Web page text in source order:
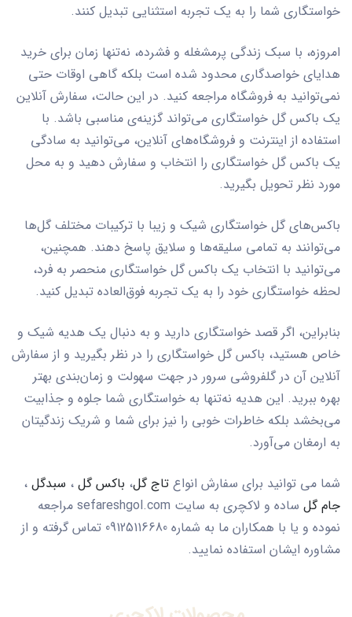
خواستگاری شما را به یک تجربه استثنایی تبدیل کنند.
امروزه، با سبک زندگی پرمشغله و فشرده، نه‌تنها زمان برای خرید
هدایای خواصدگاری محدود شده است بلکه گاهی اوقات حتی
نمی‌توانید به فروشگاه مراجعه کنید. در این حالت، سفارش آنلاین
یک باکس گل خواستگاری می‌تواند گزینه‌ی مناسبی باشد. با
استفاده از اینترنت و فروشگاه‌های آنلاین، می‌توانید به سادگی
یک باکس گل خواستگاری را انتخاب و سفارش دهید و به محل
مورد نظر تحویل بگیرید.
باکس‌های گل خواستگاری شیک و زیبا با ترکیبات مختلف گل‌ها
می‌توانند به تمامی سلیقه‌ها و سلایق پاسخ دهند. همچنین،
می‌توانید با انتخاب یک باکس گل خواستگاری منحصر به فرد،
لحظه خواستگاری خود را به یک تجربه فوق‌العاده تبدیل کنید.
بنابراین، اگر قصد خواستگاری دارید و به دنبال یک هدیه شیک و
خاص هستید، باکس گل خواستگاری را در نظر بگیرید و از سفارش
آنلاین آن در گلفروشی سرور در جهت سهولت و زمان‌بندی بهتر
بهره ببرید. این هدیه نه‌تنها به خواستگاری شما جلوه و جذابیت
می‌بخشد بلکه خاطرات خوبی را نیز برای شما و شریک زندگیتان
به ارمغان می‌آورد.
شما می توانید برای سفارش انواع تاج گل، باکس گل ، سبدگل ،
جام گل
ساده و لاکچری به سایت sefareshgol.com مراجعه
نموده و یا با همکاران ما به شماره 09125116680 تماس گرفته و از
مشاوره ایشان استفاده نمایید.